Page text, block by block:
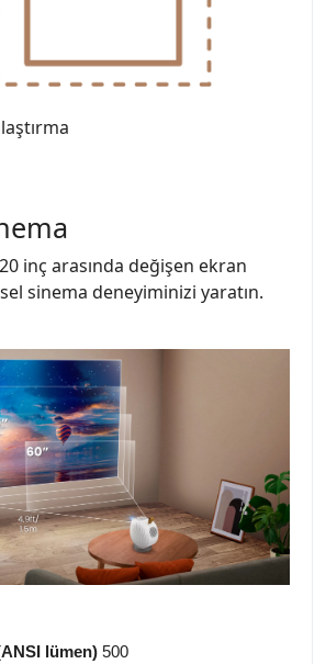
inç arasında değişen ekran
sinema deneyiminizi yaratın.
lümen) 500